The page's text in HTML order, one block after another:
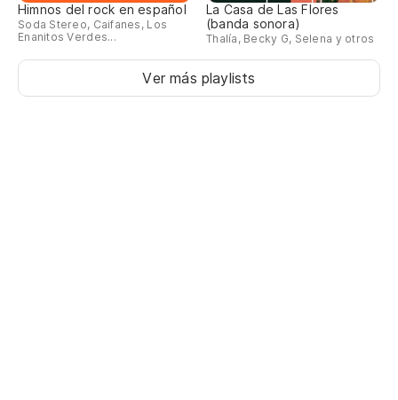
Himnos del rock en español
Soda Stereo, Caifanes, Los
Enanitos Verdes...
La Casa de Las Flores
(banda sonora)
Thalía, Becky G, Selena y otros
Ver más playlists